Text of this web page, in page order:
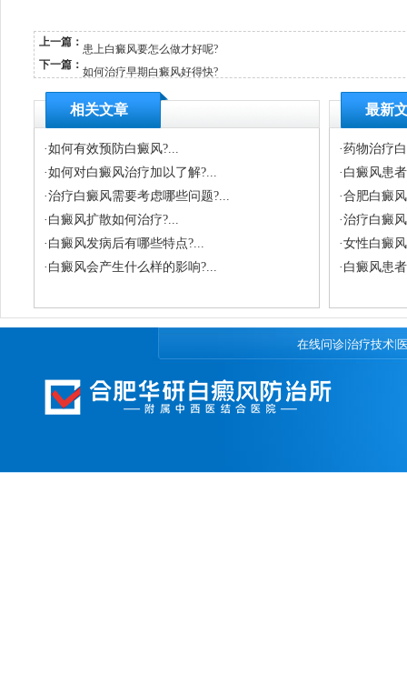
上一篇： 患上白癜风要怎么做才好呢?
下一篇： 如何治疗早期白癜风好得快?
相关文章
·如何有效预防白癜风?...
·如何对白癜风治疗加以了解?...
·治疗白癜风需要考虑哪些问题?...
· 白癜风扩散如何治疗?...
· 白癜风发病后有哪些特点?...
· 白癜风会产生什么样的影响?...
最新
·药物治疗
· 白癜风患
·合肥白癜
·治疗白癜
·女性白癜
· 白癜风患
在线问诊|治疗技术|